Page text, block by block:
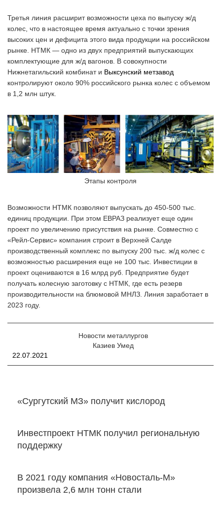
Третья линия расширит возможности цеха по выпуску ж/д
колес, что в настоящее время актуально с точки зрения
высоких цен и дефицита этого вида продукции на российском
рынке. НТМК — одно из двух предприятий выпускающих
комплектующие для ж/д вагонов. В совокупности
Нижнетагильский комбинат и Выксунский метзавод
контролируют около 90% российского рынка колес с объемом
в 1,2 млн штук.
Этапы контроля
Возможности НТМК позволяют выпускать до 450-500 тыс.
единиц продукции. При этом ЕВРАЗ реализует еще один
проект по увеличению присутствия на рынке. Совместно с
«Рейл-Сервис» компания строит в Верхней Салде
производственный комплекс по выпуску 200 тыс. ж/д колес с
возможностью расширения еще не 100 тыс. Инвестиции в
проект оцениваются в 16 млрд руб. Предприятие будет
получать колесную заготовку с НТМК, где есть резерв
производительности на блюмовой МНЛЗ. Линия заработает в
2023 году.
Новости металлургов
Казиев Умед
22.07.2021
«Сургутский МЗ» получит кислород
Инвестпроект НТМК получил региональную
поддержку
В 2021 году компания «Новосталь-М»
произвела 2,6 млн тонн стали